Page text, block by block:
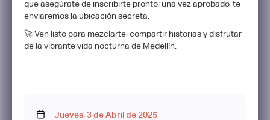
que asegúrate de inscribirte pronto; una vez aprobado, te
enviaremos la ubicación secreta.
🚀 Ven listo para mezclarte, compartir historias y disfrutar
de la vibrante vida nocturna de Medellín.
Jueves,3deAbrilde 2025